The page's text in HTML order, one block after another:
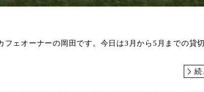
フェオーナーの岡田です。 今日は3月から5月までの貸
続